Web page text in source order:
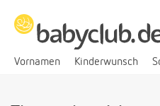
Vornamen Kinderwunsch